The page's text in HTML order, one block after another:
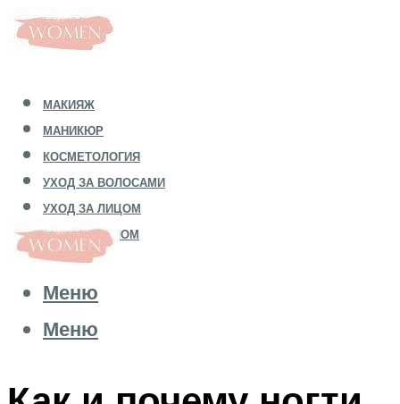
МАКИЯЖ
МАНИКЮР
КОСМЕТОЛОГИЯ
УХОД ЗА ВОЛОСАМИ
УХОД ЗА ЛИЦОМ
УХОД ЗА ТЕЛОМ
Меню
Меню